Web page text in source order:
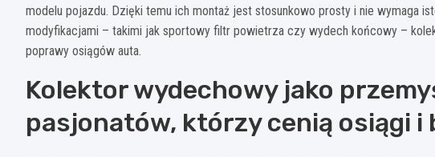
modelu pojazdu. Dzięki temu ich montaż jest stosunkowo prosty i nie wymaga
modyfikacjami – takimi jak sportowy filtr powietrza czy wydech końcowy –
poprawy osiągów auta.
Kolektor wydechowy jako
pasjonatów, którzy cenią osiągi i